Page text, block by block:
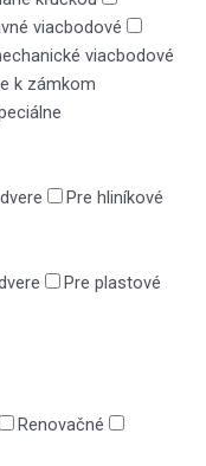
viacbodové
viacbodové
k zámkom
Pre hliníkové
Pre plastové
Renovačné